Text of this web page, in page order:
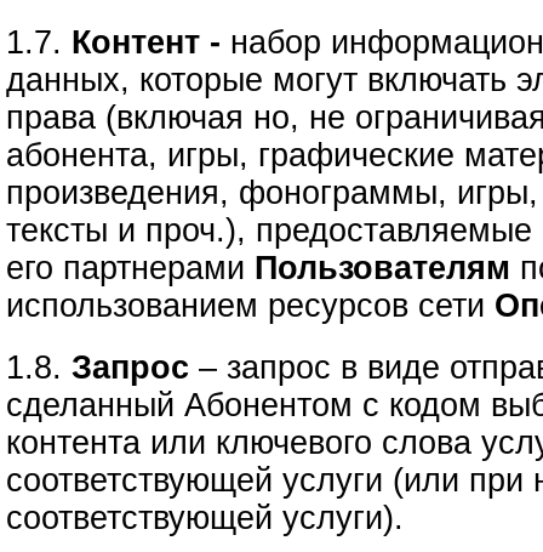
1.7. Контент - набор
данных, которые могут включать
права (включая но, не
абонента, игры, графические
произведения, фонограммы,
тексты и проч.), предоставляемые
его партнерами Пользователям
использованием ресурсов сети
1.8.Запрос– запрос в виде
сделанный Абонентом с кодом
контента или ключевого слова
соответствующей услуги (или
соответствующей услуги).